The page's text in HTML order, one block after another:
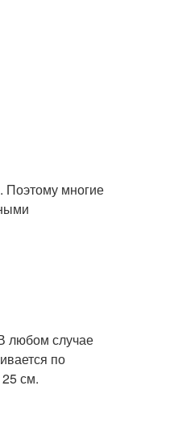
Поэтому многие
любом случае
по
см.